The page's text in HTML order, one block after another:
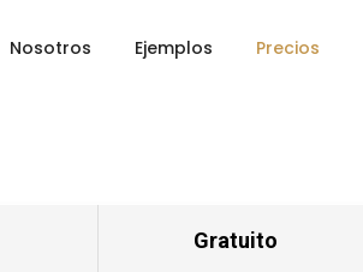
Nosotros Ejemplos Precios
Gratuito